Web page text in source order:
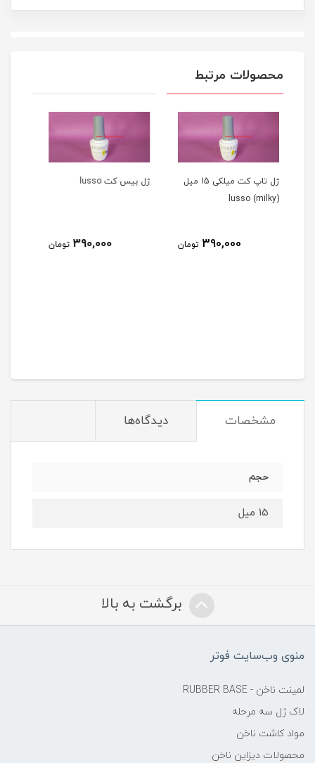
محصولات مرتبط
ژل بيس کت lusso
390,000
مشخصات دیدگاه‌ها
حجم
15 میل
برگشت به بالا
منوی وب‌سایت فوتر
لمینت ناخن - RUBBER BASE
لاک ژل سه مرحله
مواد کاشت ناخن
محصولات دیزاین ناخن